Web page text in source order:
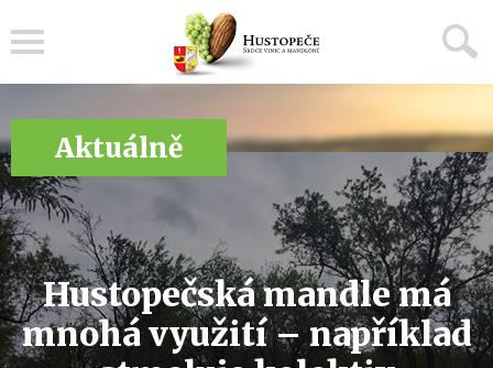
Aktuálně
Hustopečská mandle má
mnohá využití – například